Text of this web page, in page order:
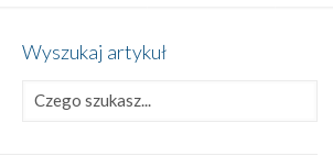
Wyszukaj artykuł